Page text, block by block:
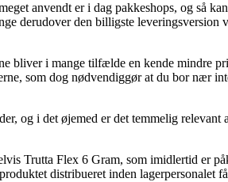
anvendt er i dag pakkeshops, og så
derudover den billigste leveringsversion
bliver i mange tilfælde en kende mindre
som dog nødvendiggør at du bor nær
og i det øjemed er det temmelig relevant
Trutta Flex 6 Gram, som imidlertid er
distribueret inden lagerpersonalet